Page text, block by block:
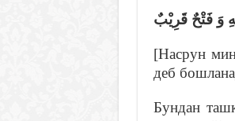
وَ فَتْحٌ قَرِيْبٌ
[Насрун
деб
Бундан